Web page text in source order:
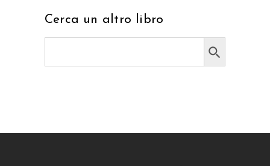
Cerca un altro libro
Search Button